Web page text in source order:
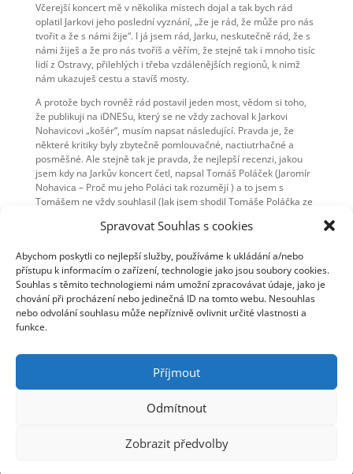
Spravovat Souhlas s cookies
Abychom poskytli co nejlepší služby, používáme k ukládání a/nebo
přístupu k informacím o zařízení, technologie jako jsou soubory cookies.
Souhlas s těmito technologiemi nám umožní zpracovávat údaje, jako je
chování při procházení nebo jedinečná ID na tomto webu. Nesouhlas
nebo odvolání souhlasu může nepříznivě ovlivnit určité vlastnosti a
funkce.
Příjmout
Odmítnout
Zobrazit předvolby
Včerejší koncert mě v několika místech dojal a tak bych rád
oplatil Jarkovi jeho poslední vyznání, „že je rád, že může pro nás
tvořit a že s námi žije“. I já jsem rád, Jarku, neskutečně rád, že s
námi žiješ a že pro nás tvoříš a věřím, že stejně tak i mnoho tisíc
lidí z Ostravy, přilehlých i třeba vzdálenějších regionů, k nimž
nám ukazuješ cestu a stavíš mosty.
A protože bych rovněž rád postavil jeden most, vědom si toho,
že publikuji na iDNESu, který se ne vždy zachoval k Jarkovi
Nohavicovi „košér“, musím napsat následující. Pravda je, že
některé kritiky byly zbytečně pomlouvačné, nactiutrhačné a
posměšné. Ale stejně tak je pravda, že nejlepší recenzi, jakou
jsem kdy na Jarkův koncert četl, napsal Tomáš Poláček (Jaromír
Nohavica – Proč mu jeho Poláci tak rozumějí ) a to jsem s
Tomášem ne vždy souhlasil (Jak jsem shodil Tomáše Poláčka ze
objektivitu a občas „přežvýkneme“ nějaké ty vzájemné výpady,
možná se nám opravdu jednou podaří ty mosty postavit. A
možná po nich budeme moci chodit v obou směrech.
Roman Potoczný
Linhart | Webhosting: ha-vel |Webarchivováno